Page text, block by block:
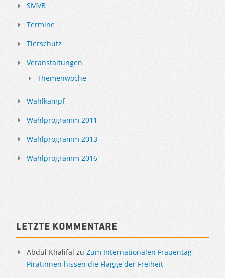
SMVB
Termine
Tierschutz
Veranstaltungen
Themenwoche
Wahlkampf
Wahlprogramm 2011
Wahlprogramm 2013
Wahlprogramm 2016
Letzte Kommentare
Abdul Khalifal zu Zum Internationalen Frauentag –
Piratinnen hissen die Flagge der Freiheit